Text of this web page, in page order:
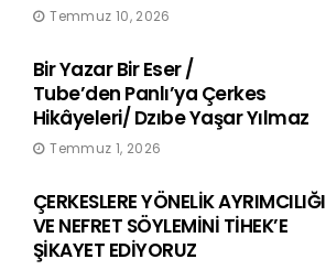
Temmuz 10, 2026
Bir Yazar Bir Eser /
Tube’den Panlı’ya Çerkes
Hikâyeleri/ Dzıbe Yaşar Yılmaz
Temmuz 1, 2026
ÇERKESLERE YÖNELİK AYRIMCILIĞI
VE NEFRET SÖYLEMİNİ TİHEK’E
ŞİKAYET EDİYORUZ